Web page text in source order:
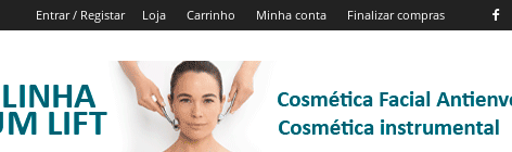
Entrar / Registar Loja Carrinho Minha conta Finalizar compras